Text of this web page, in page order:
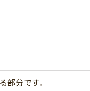
部分です。